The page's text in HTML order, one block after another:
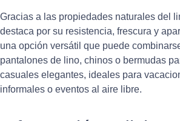
Gracias a las propiedades naturales del
destaca por su resistencia, frescura y
una opción versátil que puede
pantalones de lino, chinos o bermudas
casuales elegantes, ideales para
informales o eventos al aire libre.